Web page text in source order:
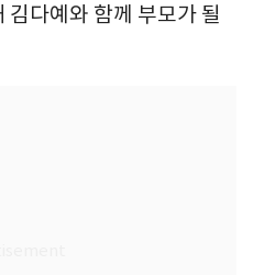
다예와 함께 부모가 될